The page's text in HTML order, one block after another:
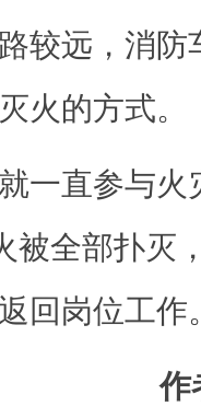
较远，消
火的方式。
直参与火
被全部扑灭
回岗位工作
作